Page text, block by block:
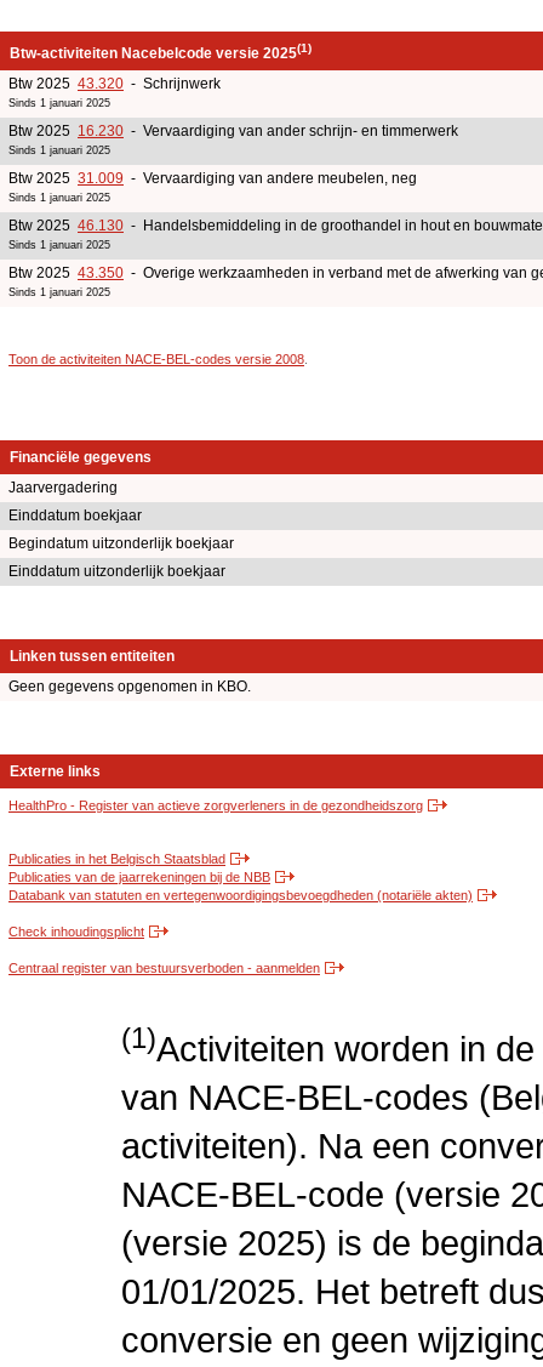
Btw-activiteiten Nacebelcode versie 2025(1)
Btw 2025 43.320 - Schrijnwerk
Sinds 1 januari 2025
Btw 2025 16.230 - Vervaardiging van ander schrijn- en timmerwerk
Sinds 1 januari 2025
Btw 2025 31.009 - Vervaardiging van andere meubelen, neg
Sinds 1 januari 2025
Btw 2025 46.130 - Handelsbemiddeling in de groothandel in hout en
Sinds 1 januari 2025
Btw 2025 43.350 - Overige werkzaamheden in verband met de afwerking van
Sinds 1 januari 2025
Toon de activiteiten NACE-BEL-codes versie 2008
Financiële gegevens
Jaarvergadering
Einddatum boekjaar
Begindatum uitzonderlijk boekjaar
Einddatum uitzonderlijk boekjaar
Linken tussen entiteiten
Geen gegevens opgenomen in KBO.
Externe links
HealthPro - Register van actieve zorgverleners in de gezondheidszorg
Publicaties in het Belgisch Staatsblad
Publicaties van de jaarrekeningen bij de NBB
Databank van statuten en vertegenwoordigingsbevoegdheden (notariële akten)
Check inhoudingsplicht
Centraal register van bestuursverboden - aanmelden
(1)Activiteiten worden in
van NACE-BEL-codes
activiteiten). Na een
NACE-BEL-code (versie
(versie 2025) is de
01/01/2025. Het betreft
conversie en geen